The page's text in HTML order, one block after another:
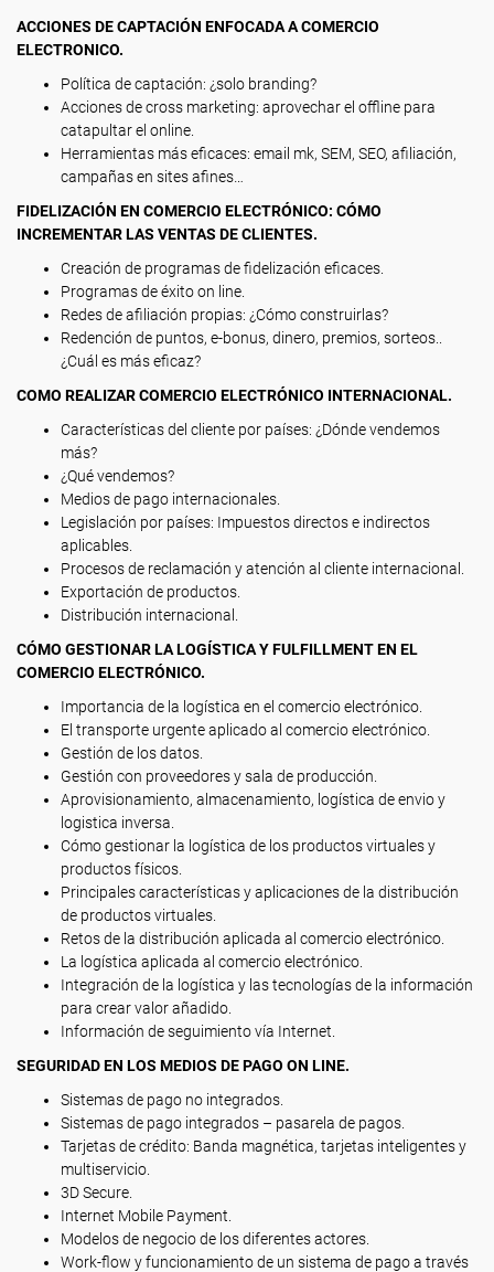
ACCIONES DE CAPTACIÓN ENFOCADA A COMERCIO
ELECTRONICO.
Política de captación: ¿solo branding?
Acciones de cross marketing: aprovechar el offline para
catapultar el online.
Herramientas más eficaces: email mk, SEM, SEO, afiliación,
campañas en sites afines…
FIDELIZACIÓN EN COMERCIO ELECTRÓNICO: CÓMO
INCREMENTAR LAS VENTAS DE CLIENTES.
Creación de programas de fidelización eficaces.
Programas de éxito on line.
Redes de afiliación propias: ¿Cómo construirlas?
Redención de puntos, e-bonus, dinero, premios, sorteos..
¿Cuál es más eficaz?
COMO REALIZAR COMERCIO ELECTRÓNICO INTERNACIONAL.
Características del cliente por países: ¿Dónde vendemos
más?
¿Qué vendemos?
Medios de pago internacionales.
Legislación por países: Impuestos directos e indirectos
aplicables.
Procesos de reclamación y atención al cliente internacional.
Exportación de productos.
Distribución internacional.
CÓMO GESTIONAR LA LOGÍSTICA Y FULFILLMENT EN EL
COMERCIO ELECTRÓNICO.
Importancia de la logística en el comercio electrónico.
El transporte urgente aplicado al comercio electrónico.
Gestión de los datos.
Gestión con proveedores y sala de producción.
Aprovisionamiento, almacenamiento, logística de envio y
logistica inversa.
Cómo gestionar la logística de los productos virtuales y
productos físicos.
Principales características y aplicaciones de la distribución
de productos virtuales.
Retos de la distribución aplicada al comercio electrónico.
La logística aplicada al comercio electrónico.
Integración de la logística y las tecnologías de la información
para crear valor añadido.
Información de seguimiento vía Internet.
SEGURIDAD EN LOS MEDIOS DE PAGO ON LINE.
Sistemas de pago no integrados.
Sistemas de pago integrados – pasarela de pagos.
Tarjetas de crédito: Banda magnética, tarjetas inteligentes y
multiservicio.
3D Secure.
Internet Mobile Payment.
Modelos de negocio de los diferentes actores.
Work-flow y funcionamiento de un sistema de pago a través